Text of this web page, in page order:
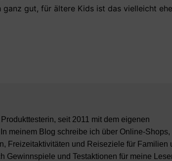
ganz gut, für ältere Kids ist das vielleicht
seit 2011 mit dem eigenen
meinem Blog schreibe ich über Online-Shops,
Freizeitaktivitäten und Reiseziele für Familien
Gewinnspiele und Testaktionen für meine